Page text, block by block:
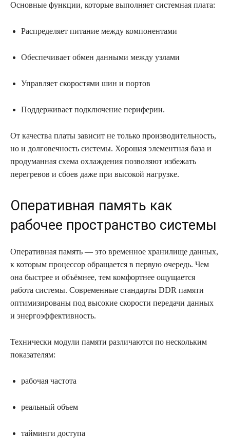
Основные функции, которые выполняет системная плата:
Распределяет питание между компонентами
Обеспечивает обмен данными между узлами
Управляет скоростями шин и портов
Поддерживает подключение периферии.
От качества платы зависит не только производительность,
но и долговечность системы. Хорошая элементная база и
продуманная схема охлаждения позволяют избежать
перегревов и сбоев даже при высокой нагрузке.
Оперативная память как
рабочее пространство системы
Оперативная память — это временное хранилище данных,
к которым процессор обращается в первую очередь. Чем
она быстрее и объёмнее, тем комфортнее ощущается
работа системы. Современные стандарты DDR памяти
оптимизированы под высокие скорости передачи данных
и энергоэффективность.
Технически модули памяти различаются по нескольким
показателям:
рабочая частота
реальный объем
тайминги доступа